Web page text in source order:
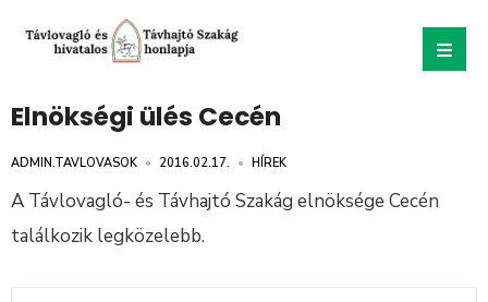
Elnökségi ülés Cecén
ADMIN.TAVLOVASOK • 2016.02.17. • HÍREK
A Távlovagló- és Távhajtó Szakág elnöksége Cecén
találkozik legközelebb.